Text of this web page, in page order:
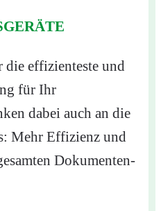
effizienteste und
für Ihr
dabei auch an die
Mehr Effizienz und
Dokumenten-